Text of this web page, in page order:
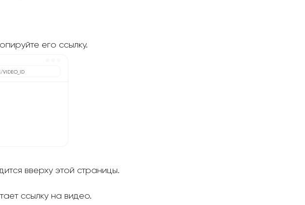
его ссылку.
вверху этой страницы.
ссылку на видео.